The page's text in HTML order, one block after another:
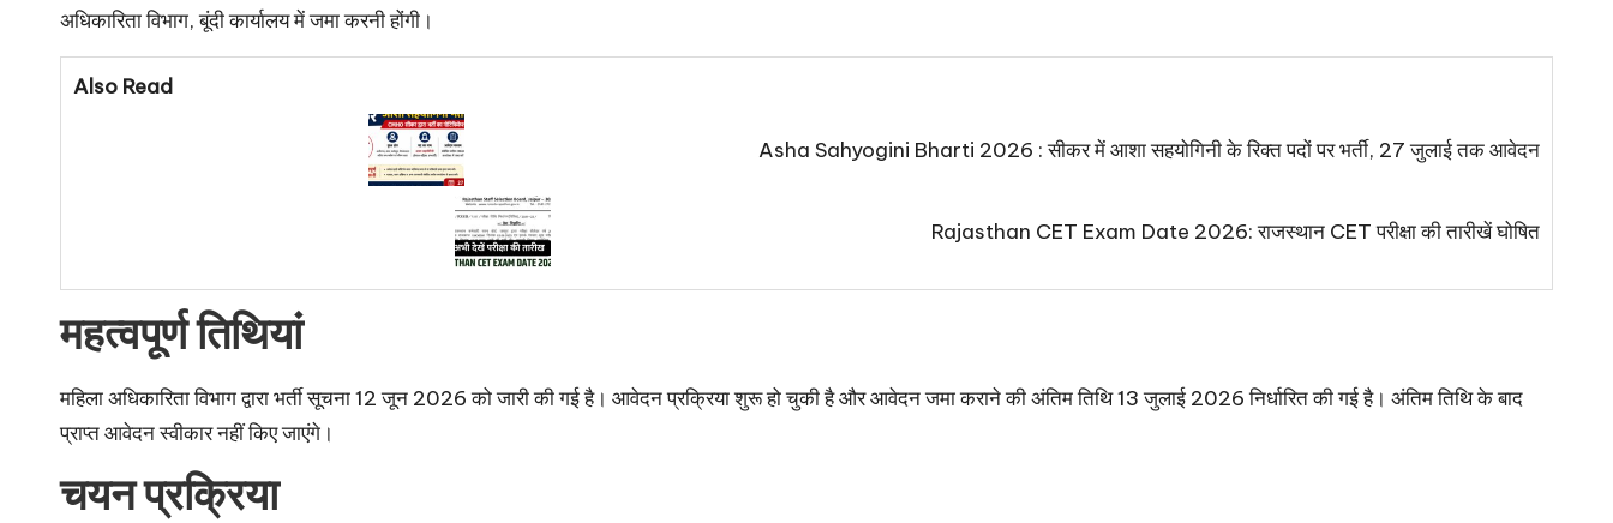
अधिकारिता विभाग, बूंदी कार्यालय में जमा करनी होंगी।
Also Read
Asha Sahyogini Bharti 2026 : सीकर में आशा सहयोगिनी के रिक्त पदों पर भर्ती, 27 जुलाई तक आवेदन
Rajasthan CET Exam Date 2026: राजस्थान CET परीक्षा की तारीखें घोषित
महत्वपूर्ण तिथियां
महिला अधिकारिता विभाग द्वारा भर्ती सूचना 12 जून 2026 को जारी की गई है। आवेदन प्रक्रिया शुरू हो चुकी है और आवेदन जमा कराने की अंतिम तिथि 13 जुलाई 2026 निर्धारित की गई है। अंतिम तिथि के बाद
प्राप्त आवेदन स्वीकार नहीं किए जाएंगे।
चयन प्रक्रिया